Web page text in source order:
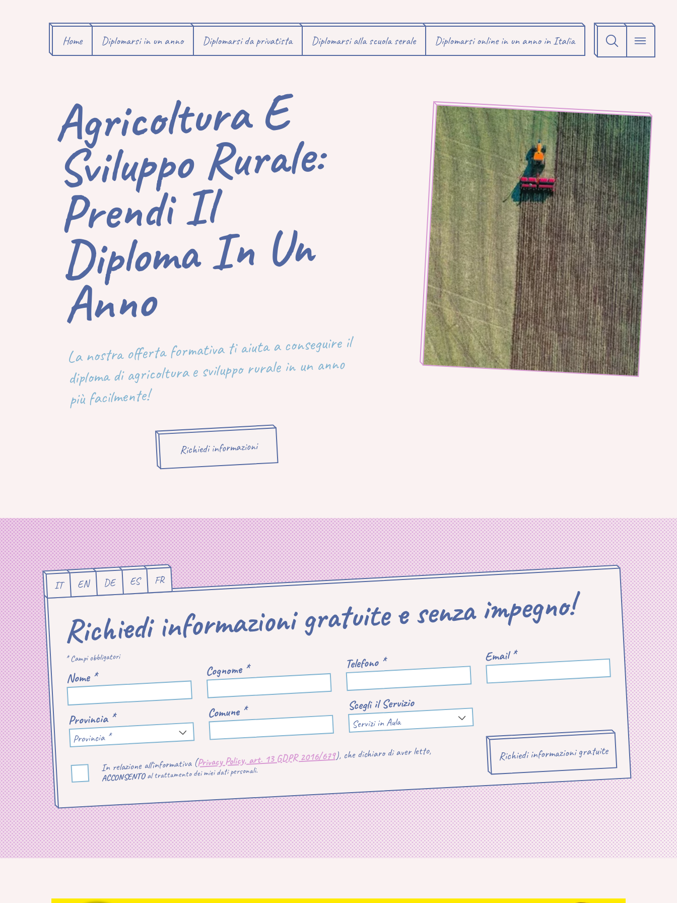
Home Diplomarsi in un anno Diplomarsi da privatista Diplomarsi alla scuola serale Diplomarsi online in un anno in Italia
Agricoltur
A
E
Sviluppo
Rur
Ale:
Pre
N
Di
Il
Diplo
M
A
I
N
U
N
A
N
No
La nostra offerta formativa ti aiuta a conseguire il
diploma di agricoltura e sviluppo rurale in un anno
più facilmente!
Richiedi informazioni
IT EN DE ES FR
Richiedi informazioni gratuite e senza impegno!
* Campi obbligatori
Nome * Cognome * Telefono * Email *
Provincia *
Provincia *
Comune * Scegli il Servizio
Servizi in Aula
In relazione all'informativa (Privacy Policy, art. 13 GDPR 2016/679), che dichiaro di aver letto,
ACCONSENTOal trattamento dei miei dati personali.